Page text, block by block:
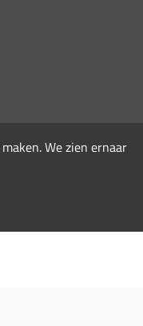
We zien ernaar